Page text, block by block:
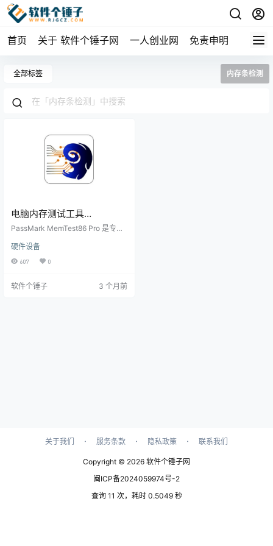
首页 关于 软件个锤子网 一人创业网 免责申明
全部标签 内存条检测
电脑内存测试工具
PassMark MemTest86 Pro
Win/Mac | 软件个锤子 |
R1320
PassMark MemTest86 Pro 是专业
存硬件故障。支持基本测试、综合
测试、缓存测试等多种模式，可自
DR4内存。 ▲ PassMark MemTest
硬件设备
607 0
软件个锤子 3 个月前
关于我们 · 服务条款 · 隐私政策 · 联系我们
Copyright © 2026 软件个锤子网
闽ICP备2024059974号-2
查询 11 次，耗时 0.5049 秒